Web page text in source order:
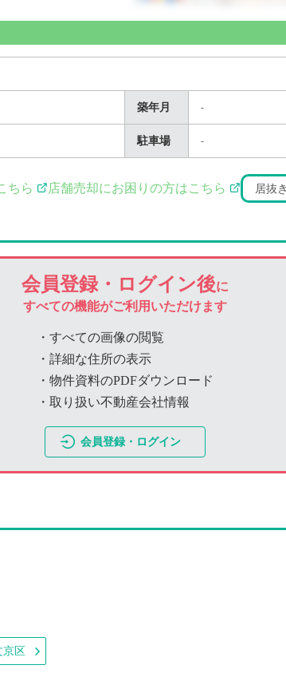
築年月 -
駐車場 -
ちら 店舗売却にお困りの方はこちら 居抜
会員登録・ログイン後に
すべての機能がご利用いただけます
・すべての画像の閲覧
・詳細な住所の表示
・物件資料のPDFダウンロード
・取り扱い不動産会社情報
会員登録・ログイン
京区